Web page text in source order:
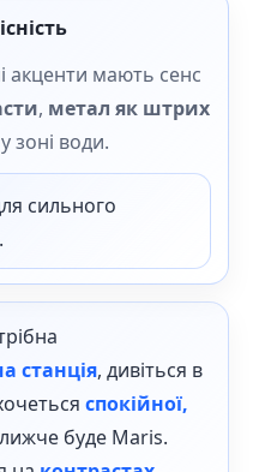
акценти мають сенс
, метал як штрих
зоні води.
сильного
станція, дивіться в
спокійної,
буде Maris.